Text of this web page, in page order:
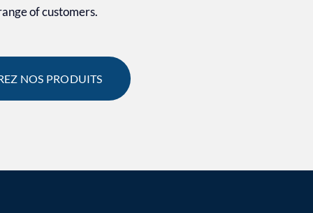
of customers.
NOS PRODUITS